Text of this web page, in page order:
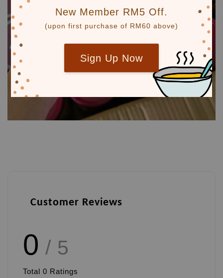
New Member RM5 Off.
(upon first purchase of RM60 above)
Sign Up Now
Customer Reviews
0 / 5
Total 0 Ratings